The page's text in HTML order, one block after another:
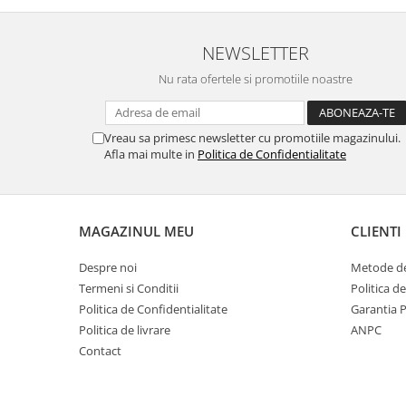
Nu numai ca este
spargere, ci si
Folia avand rezistenta
asigura si un aspect
Nu modifica in nici un fel
normala si utilizarea
telefonului.
NEWSLETTER
Nu rata ofertele si promotiile noastre
Vreau sa primesc newsletter cu promotiile magazinului.
Afla mai multe in Politica de Confidentialitate
MAGAZINUL MEU
Despre noi
Termeni si Conditii
Politica de Confidentialitate
Politica de livrare
Contact
CLIENTI
Metode
Politica
Garantia
ANPC